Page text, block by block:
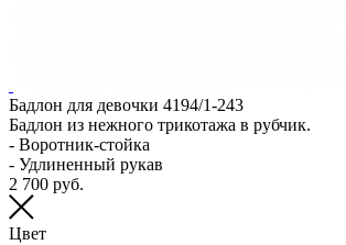
Бадлон для девочки 4194/1-243
Бадлон из нежного трикотажа в рубчик.
- Воротник-стойка
- Удлиненный рукав
2 700 руб.
Цвет